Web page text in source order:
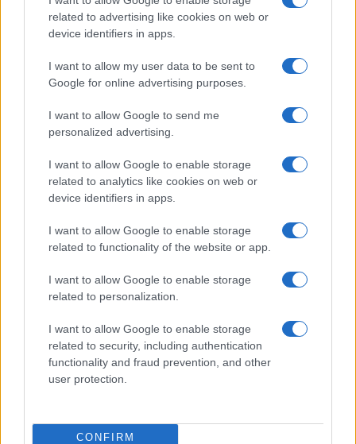
related to advertising like cookies on web or
device identifiers in apps.
I want to allow my user data to be sent to
Google for online advertising purposes.
I want to allow Google to send me
personalized advertising.
I want to allow Google to enable storage
related to analytics like cookies on web or
device identifiers in apps.
I want to allow Google to enable storage
related to functionality of the website or app.
I want to allow Google to enable storage
related to personalization.
I want to allow Google to enable storage
related to security, including authentication
functionality and fraud prevention, and other
user protection.
CONFIRM
TEMPO LIBERO
Come è cambiata la villeggiatura: dalle pensioncine al
Beatrice Beretta · 8 Ago 2026